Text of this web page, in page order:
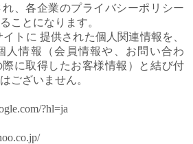
、各企業のプライバシーポリシー
ことになります。
トに 提供された個人関連情報を、
人情報（会員情報や、お問い合わ
に取得したお客様情報）と結び付
ございません。
?hl=ja